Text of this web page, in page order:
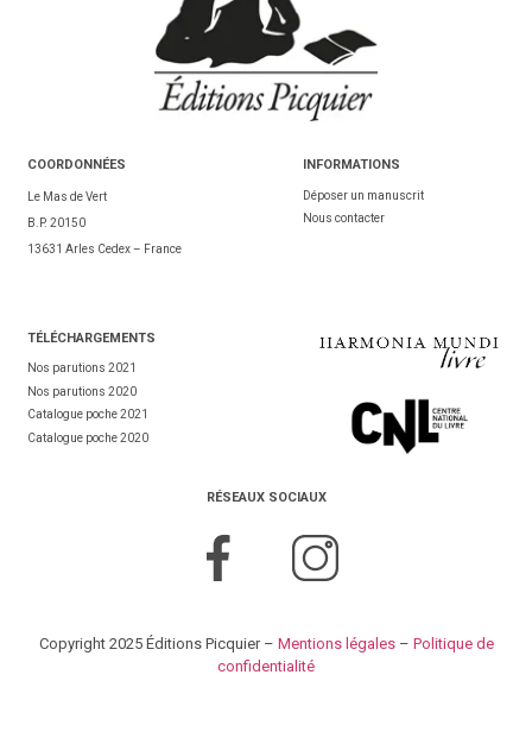
COORDONNÉES
Le Mas de Vert
B.P. 20150
13631 Arles Cedex – France
INFORMATIONS
Déposer un manuscrit
Nous contacter
TÉLÉCHARGEMENTS
Nos parutions 2021
Nos parutions 2020
Catalogue poche 2021
Catalogue poche 2020
RÉSEAUX SOCIAUX
Copyright 2025 Éditions Picquier – Mentions légales– Politique de
confidentialité